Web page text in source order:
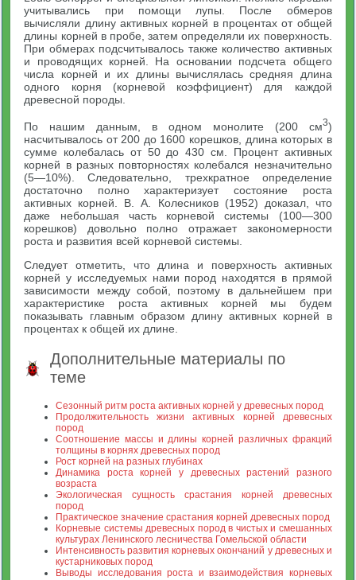
учитывались при помощи лупы. После обмеров
вычисляли длину активных корней в процентах от общей
длины корней в пробе, затем определяли их поверхность.
При обмерах подсчитывалось также количество активных
и проводящих корней. На основании подсчета общего
числа корней и их длины вычислялась средняя длина
одного корня (корневой коэффициент) для каждой
древесной породы.
По нашим данным, в одном монолите (200 см3)
насчитывалось от 200 до 1600 корешков, длина которых в
сумме колебалась от 50 до 430 см. Процент активных
корней в разных повторностях колебался незначительно
(5—10%). Следовательно, трехкратное определение
достаточно полно характеризует состояние роста
активных корней. В. А. Колесников (1952) доказал, что
даже небольшая часть корневой системы (100—300
корешков) довольно полно отражает закономерности
роста и развития всей корневой системы.
Следует отметить, что длина и поверхность активных
корней у исследуемых нами пород находятся в прямой
зависимости между собой, поэтому в дальнейшем при
характеристике роста активных корней мы будем
показывать главным образом длину активных корней в
процентах к общей их длине.
Дополнительные материалы по
теме
Сезонный ритм роста активных корней у древесных пород
Продолжительность жизни активных корней древесных
пород
Соотношение массы и длины корней различных фракций
толщины в корнях древесных пород
Рост корней на разных глубинах
Динамика роста корней у древесных растений разного
возраста
Экологическая сущность срастания корней древесных
пород
Практическое значение срастания корней древесных пород
Корневые системы древесных пород в чистых и смешанных
культурах Ленинского лесничества Гомельской области
Интенсивность развития корневых окончаний у древесных и
кустарниковых пород
Выводы исследования роста и взаимодействия корневых